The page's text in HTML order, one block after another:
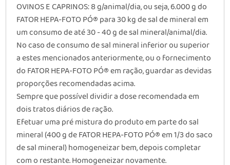
OVINOS E CAPRINOS: 8 g/animal/dia, ou seja, 6.000 g do
FATOR HEPA-FOTO PÓ® para 30 kg de sal de mineral em
um consumo de até 30 - 40 g de sal mineral/animal/dia.
No caso de consumo de sal mineral inferior ou superior
a estes mencionados anteriormente, ou o fornecimento
do FATOR HEPA-FOTO PÓ® em ração, guardar as devidas
proporções recomendadas acima.
Sempre que possível dividir a dose recomendada em
dois tratos diários de ração.
Efetuar uma pré mistura do produto em parte do sal
mineral (400 g de FATOR HEPA-FOTO PÓ® em 1/3 do saco
de sal mineral) homogeneizar bem, depois completar
com o restante. Homogeneizar novamente.